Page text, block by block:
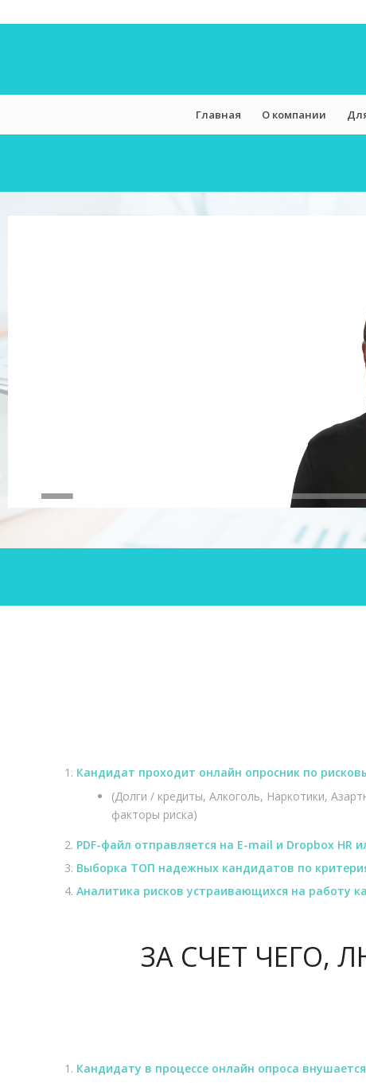
Главная О компании
Кандидат проходит онлайн опросник по
(Долги / кредиты, Алкоголь, Наркотики,
факторы риска)
PDF-файл отправляется на E-mail и Dropbox HR
Выборка ТОП надежных кандидатов по
Аналитика рисков устраивающихся на работу
ЗА СЧЕТ ЧЕГО,
Кандидату в процессе онлайн опроса